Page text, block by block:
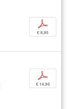
p
€ 9,95
p
€ 14,95